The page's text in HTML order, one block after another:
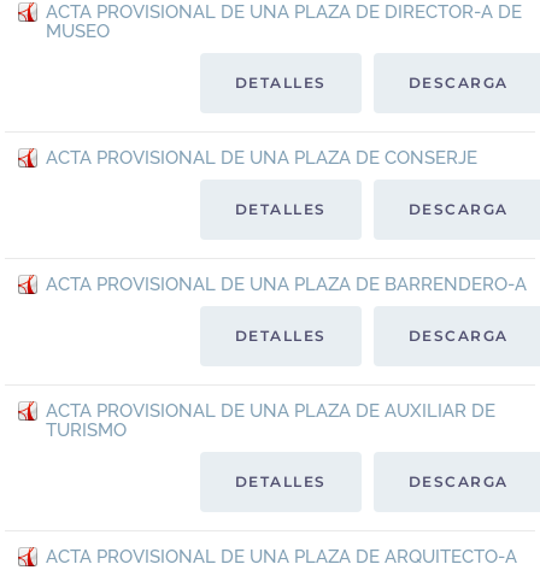
ACTA PROVISIONAL DE UNA PLAZA DE DIRECTOR-A DE
MUSEO
DESCARGA
DETALLES
ACTA PROVISIONAL DE UNA PLAZA DE CONSERJE
DESCARGA
DETALLES
ACTA PROVISIONAL DE UNA PLAZA DE BARRENDERO-A
DESCARGA
DETALLES
ACTA PROVISIONAL DE UNA PLAZA DE AUXILIAR DE
TURISMO
DESCARGA
DETALLES
ACTA PROVISIONAL DE UNA PLAZA DE ARQUITECTO-A